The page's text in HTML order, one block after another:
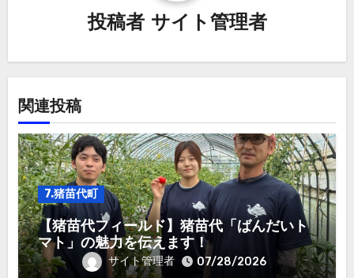
投稿者 サイト管理者
関連投稿
7.猪苗代町
【猪苗代フィールド】猪苗代「ばんだいト
マト」の魅力を伝えます！
サイト管理者 07/28/2026